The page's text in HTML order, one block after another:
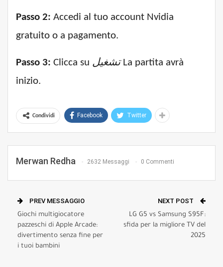
Passo 2: Accedi al tuo account Nvidia
gratuito o a pagamento.
Passo 3: Clicca su تشغيلLa partita avrà
inizio.
Condividi Facebook Twitter
Merwan Redha 2632 Messaggi 0 Commenti
PREV MESSAGGIO
Giochi multigiocatore
pazzeschi di Apple Arcade:
divertimento senza fine per
i tuoi bambini
NEXT POST
LG G5 vs Samsung S95F:
sfida per la migliore TV del
2025